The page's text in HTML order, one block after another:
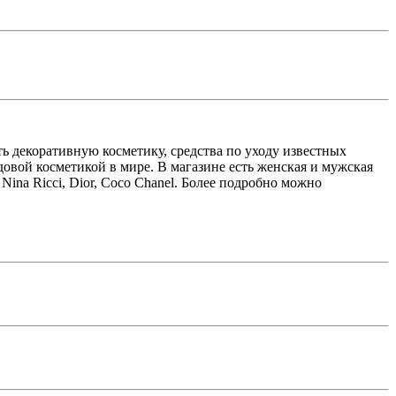
косметику, средства по уходу известных
косметикой в мире. В магазине есть женская и мужская
Ricci, Dior, Coco Chanel. Более подробно можно